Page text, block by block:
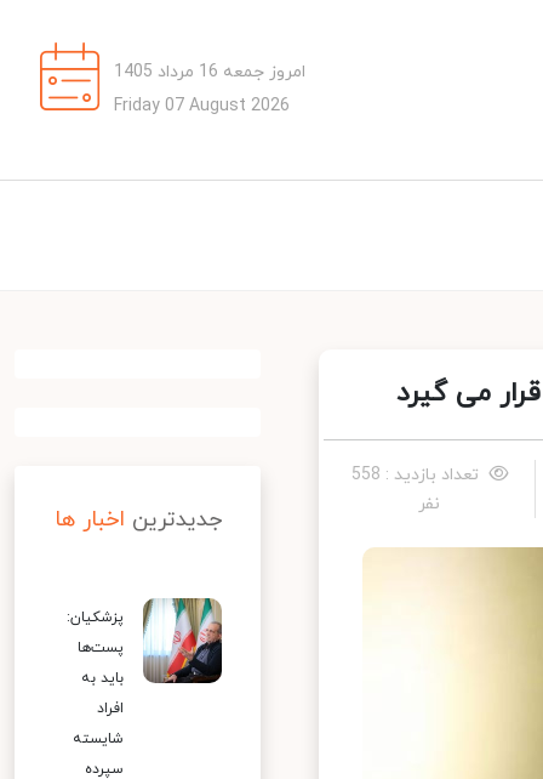
امروز جمعه 16 مرداد 1405
Friday 07 August 2026
می گیرد
تعداد بازدید : 558
نفر
جدیدترین اخبار ها
پزشکیان:
پست‌ها
باید به
افراد
شایسته
سپرده